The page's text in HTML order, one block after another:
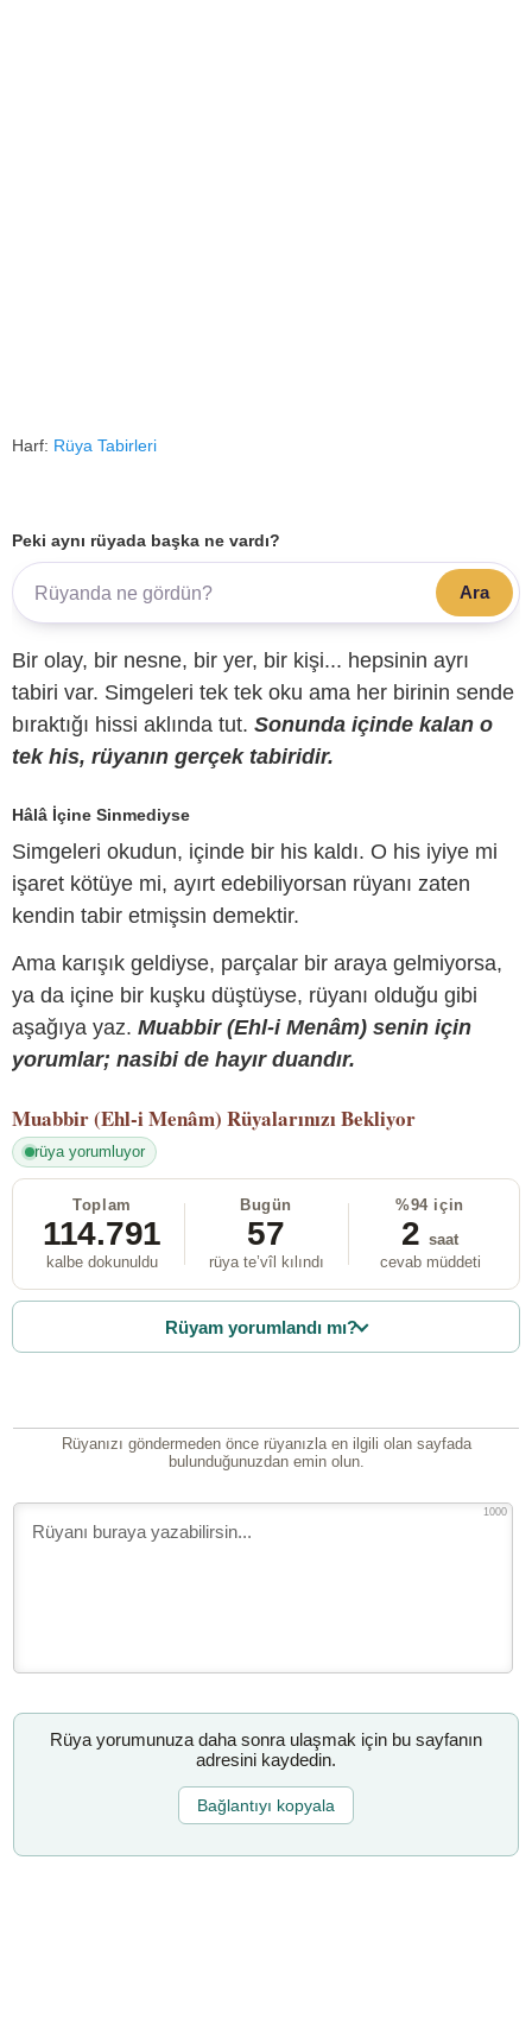
Harf: Rüya Tabirleri
Peki aynı rüyada başka ne vardı?
Ara
Bir olay, bir nesne, bir yer, bir kişi... hepsinin ayrı
tabiri var. Simgeleri tek tek oku ama her birinin sende
bıraktığı hissi aklında tut. Sonunda içinde kalan o
tek his, rüyanın gerçek tabiridir.
Hâlâ İçine Sinmediyse
Simgeleri okudun, içinde bir his kaldı. O his iyiye mi
işaret kötüye mi, ayırt edebiliyorsan rüyanı zaten
kendin tabir etmişsin demektir.
Ama karışık geldiyse, parçalar bir araya gelmiyorsa,
ya da içine bir kuşku düştüyse, rüyanı olduğu gibi
aşağıya yaz. Muabbir (Ehl-i Menâm) senin için
yorumlar; nasibi de hayır duandır.
Muabbir (Ehl-i Menâm) Rüyalarınızı Bekliyor
rüya yorumluyor
Toplam
114.791
kalbe dokunuldu
Bugün
57
rüya te’vîl kılındı
%94 için
2 saat
cevab müddeti
Rüyam yorumlandı mı?
Rüyanızı göndermeden önce rüyanızla en ilgili olan sayfada
bulunduğunuzdan emin olun.
1000
Rüya yorumunuza daha sonra ulaşmak için bu sayfanın
adresini kaydedin.
Bağlantıyı kopyala